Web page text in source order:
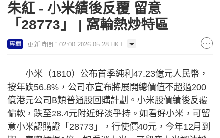
朱紅 - 小米績後反覆 留意
「28773」 | 窩輪熱炒特區
專欄 更新時間：02:00 2026-05-28 HKT
小米（1810）公布首季純利47.23億元人民幣，
按年跌56.8%，公司亦宣布將展開總價值不超過200
億港元公司B類普通股回購計劃。小米股價績後反覆
偏軟，跌至28.4元附近好淡爭持。如看好小米，可留
意小米認購證「28773」，行使價40元，今年12月到